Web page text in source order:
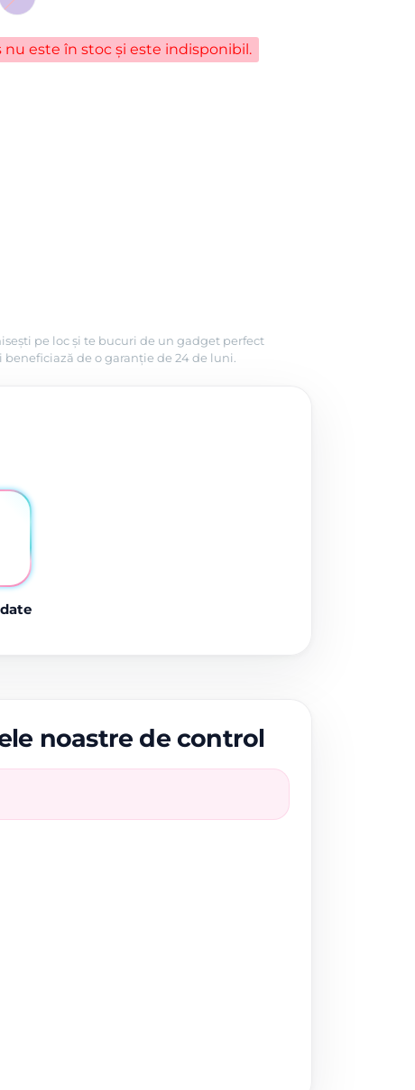
este în stoc și este indisponibil.
pe loc și te bucuri de un gadget perfect
de o garanție de 24 de luni.
noastre de control